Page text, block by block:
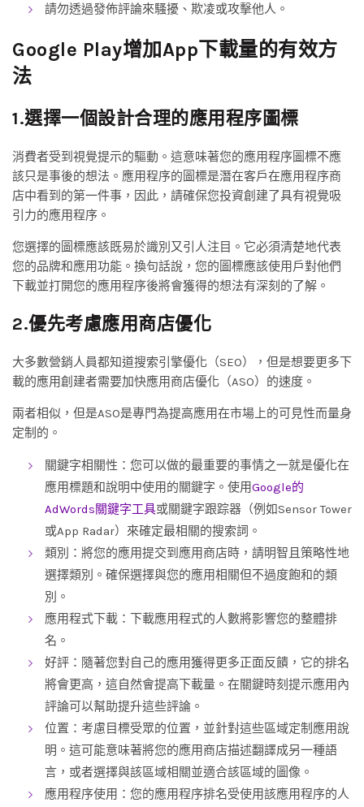
請勿透過發佈評論來騷擾、欺凌或攻擊他人。
Google Play增加App下載量的有效方
法
1.選擇一個設計合理的應用程序圖標
消費者受到視覺提示的驅動。這意味著您的應用程序圖標不應
該只是事後的想法。應用程序的圖標是潛在客戶在應用程序商
店中看到的第一件事，因此，請確保您投資創建了具有視覺吸
引力的應用程序。
您選擇的圖標應該既易於識別又引人注目。它必須清楚地代表
您的品牌和應用功能。換句話說，您的圖標應該使用戶對他們
下載並打開您的應用程序後將會獲得的想法有深刻的了解。
2.優先考慮應用商店優化
大多數營銷人員都知道搜索引擎優化（SEO），但是想要更多下
載的應用創建者需要加快應用商店優化（ASO）的速度。
兩者相似，但是ASO是專門為提高應用在市場上的可見性而量身
定制的。
關鍵字相關性：您可以做的最重要的事情之一就是優化在
應用標題和說明中使用的關鍵字。使用Google的
AdWords關鍵字工具或關鍵字跟踪器（例如Sensor Tower
或App Radar）來確定最相關的搜索詞。
類別：將您的應用提交到應用商店時，請明智且策略性地
選擇類別。確保選擇與您的應用相關但不過度飽和的類
別。
應用程式下載：下載應用程式的人數將影響您的整體排
名。
好評：隨著您對自己的應用獲得更多正面反饋，它的排名
將會更高，這自然會提高下載量。在關鍵時刻提示應用內
評論可以幫助提升這些評論。
位置：考慮目標受眾的位置，並針對這些區域定制應用說
明。這可能意味著將您的應用商店描述翻譯成另一種語
言，或者選擇與該區域相關並適合該區域的圖像。
應用程序使用：您的應用程序排名受使用該應用程序的人